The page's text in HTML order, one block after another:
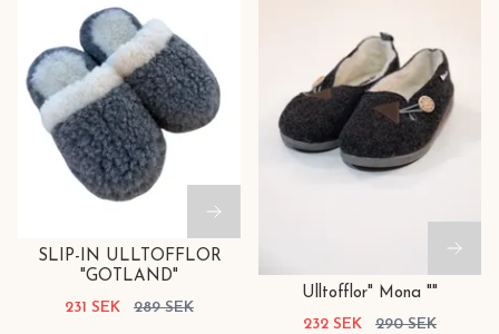
SLIP-IN ULLTOFFLOR
"GOTLAND"
231 SEK
289 SEK
Ulltofflor" Mona ""
232 SEK
290 SEK